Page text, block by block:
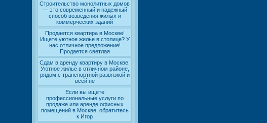
Строительство монолитных домов
— это современный и надежный
способ возведения жилых и
коммерческих зданий
Продается квартира в Москве!
Ищете уютное жилье в столице? У
нас отличное предложение!
Продается светлая
Сдам в аренду квартиру в Москве.
Уютное жилье в отличном районе,
рядом с транспортной развязкой и
всей не
Если вы ищете
профессиональные услуги по
продаже или аренде офисных
помещений в Москве, обратитесь
к Игор